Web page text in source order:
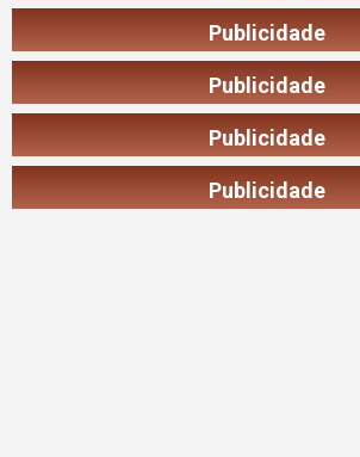
Publicidade
Publicidade
Publicidade
Publicidade